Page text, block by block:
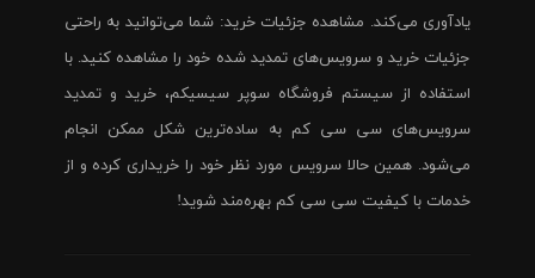
یادآوری می‌کند. مشاهده جزئیات خرید: شما می‌توانید به راحتی
جزئیات خرید و سرویس‌های تمدید شده خود را مشاهده کنید. با
استفاده از سیستم فروشگاه سوپر سیسیکم، خرید و تمدید
سرویس‌های سی سی کم به ساده‌ترین شکل ممکن انجام
می‌شود. همین حالا سرویس مورد نظر خود را خریداری کرده و از
خدمات با کیفیت سی سی کم بهره‌مند شوید!